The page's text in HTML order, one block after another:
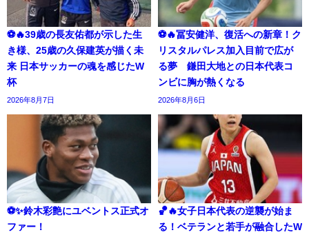
⚽🔥39歳の長友佑都が示した生
き様、25歳の久保建英が描く未
来 日本サッカーの魂を感じたW
杯
2026年8月7日
⚽🔥冨安健洋、復活への新章！ク
リスタルパレス加入目前で広が
る夢 鎌田大地との日本代表コ
ンビに胸が熱くなる
2026年8月6日
⚽✨鈴木彩艶にユベントス正式オ
ファー！
🏀🔥女子日本代表の逆襲が始ま
る！ベテランと若手が融合したW